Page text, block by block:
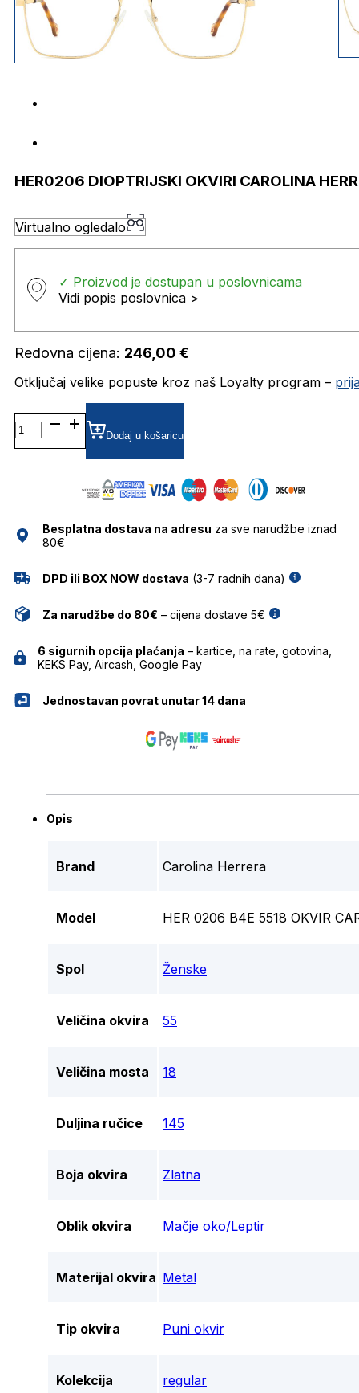
HER0206 DIOPTRIJSKI OKVIRI CAROLINA
Virtualno ogledalo
✓ Proizvod je dostupan u poslovnicama
Vidi popis poslovnica >
Redovna cijena: 246,00 €
Otključaj velike popuste kroz naš Loyalty program –
HER0206 DIOPTRIJSKI
OKVIRI
CAROLINA
Dodaj u košaricu
Besplatna dostava na adresu za sve narudžbe iznad
80€
DPD ili BOX NOW dostava (3-7 radnih dana)
Za narudžbe do 80€ – cijena dostave 5€
6 sigurnih opcija plaćanja – kartice, na rate, gotovina,
KEKS Pay, Aircash, Google Pay
Jednostavan povrat unutar 14 dana
Opis
Brand Carolina Herrera
Model HER 0206 B4E 5518 OKVIR
Spol Ženske
Veličina okvira 55
Veličina mosta 18
Duljina ručice 145
Boja okvira Zlatna
Oblik okvira Mačje oko/Leptir
Materijal okvira Metal
Tip okvira Puni okvir
Kolekcija regular